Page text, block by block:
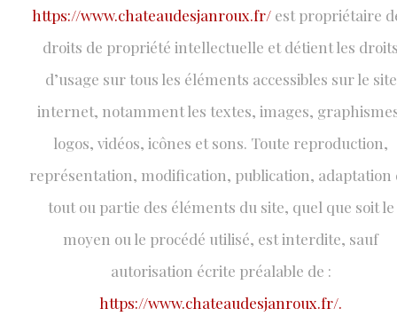
https://www.chateaudesjanroux.fr/ est propriétaire
droits de propriété intellectuelle et détient les
d’usage sur tous les éléments accessibles sur le site
internet, notamment les textes, images,
logos, vidéos, icônes et sons. Toute reproduction,
représentation, modification, publication, adaptation
tout ou partie des éléments du site, quel que soit le
moyen ou le procédé utilisé, est interdite, sauf
autorisation écrite préalable de :
https://www.chateaudesjanroux.fr/.